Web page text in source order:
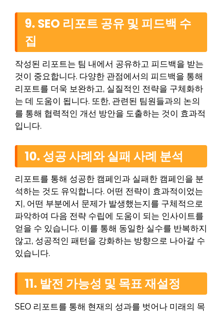
9. SEO 리포트 공유 및 피드백 수
집
작성된 리포트는 팀 내에서 공유하고 피드백을 받는
것이 중요합니다. 다양한 관점에서의 피드백을 통해
리포트를 더욱 보완하고, 실질적인 전략을 구체화하
는 데 도움이 됩니다. 또한, 관련된 팀원들과의 논의
를 통해 협력적인 개선 방안을 도출하는 것이 효과적
입니다.
10. 성공 사례와 실패 사례 분석
리포트를 통해 성공한 캠페인과 실패한 캠페인을 분
석하는 것도 유익합니다. 어떤 전략이 효과적이었는
지, 어떤 부분에서 문제가 발생했는지를 구체적으로
파악하여 다음 전략 수립에 도움이 되는 인사이트를
얻을 수 있습니다. 이를 통해 동일한 실수를 반복하지
않고, 성공적인 패턴을 강화하는 방향으로 나아갈 수
있습니다.
11. 발전 가능성 및 목표 재설정
SEO 리포트를 통해 현재의 성과를 벗어나 미래의 목